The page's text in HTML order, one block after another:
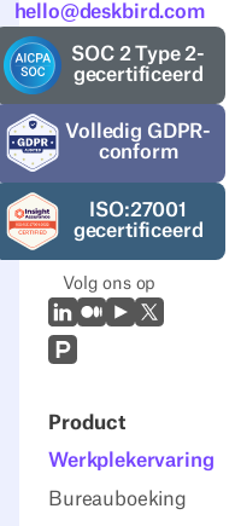
hello@deskbird.com
SOC 2 Type 2-
gecertificeerd
Volledig GDPR-
conform
ISO:27001
gecertificeerd
Volg ons op
LinkedIn
Medium
YoutubeX (Twitter)
Prodcut Hunt
Product
Werkplekervaring
Bureauboeking